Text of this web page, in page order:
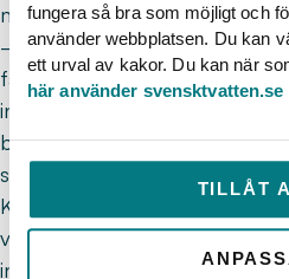
fungera så bra som möjligt och
använder webbplatsen. Du kan
ett urval av kakor. Du kan när
här använder svensktvatten.se
TILLÅT
membranfilter och utlopp.
– Det är viktigt att nya
får en chans att utvecklas. Vi
intresse Kronprinsessan visar
betydelse både lokalt,
säger Pär Dalhielm, vd på
Kronprinsessan är sedan
vattenfrågor och är
internationell organisation